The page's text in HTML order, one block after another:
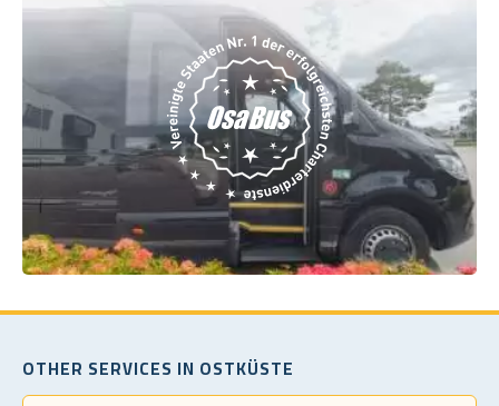
OTHER SERVICES IN OSTKÜSTE